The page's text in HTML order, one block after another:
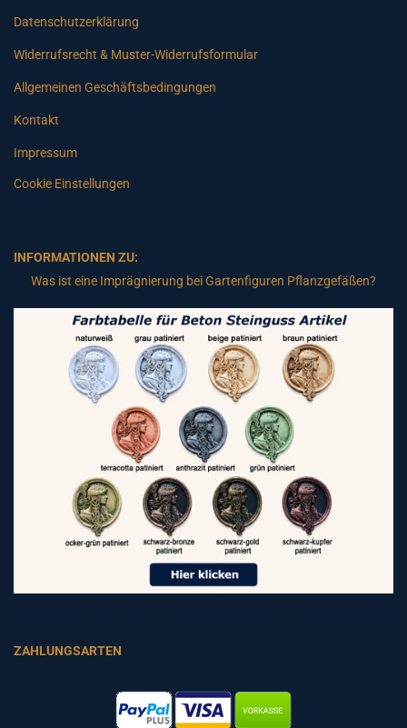
Datenschutzerklärung
Widerrufsrecht & Muster-Widerrufsformular
Allgemeinen Geschäftsbedingungen
Kontakt
Impressum
Cookie Einstellungen
INFORMATIONEN ZU:
Was ist eine Imprägnierung bei Gartenfiguren Pflanzgefäßen?
ZAHLUNGSARTEN